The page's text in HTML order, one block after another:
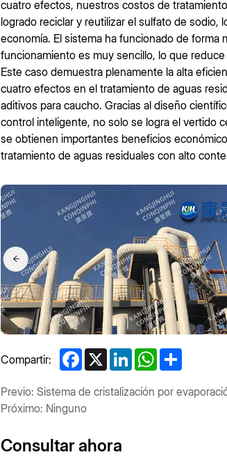
cuatro efectos, nuestros costos de
logrado reciclar y reutilizar el sulfato de
economía. El sistema ha funcionado de
funcionamiento es muy sencillo, lo que
Este caso demuestra plenamente la alta
cuatro efectos en el tratamiento de aguas
aditivos para caucho. Gracias al diseño
control inteligente, no solo se logra el vertido
se obtienen importantes beneficios
tratamiento de aguas residuales con alto
Compartir: Facebook
X LinkedInWhatsApp
Previo: Sistema de cristalización por
Próximo: Ninguno
Consultar ahora